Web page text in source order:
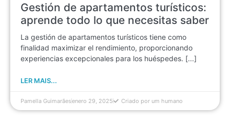
Gestión de apartamentos turísticos:
aprende todo lo que necesitas saber
La gestión de apartamentos turísticos tiene como
finalidad maximizar el rendimiento, proporcionando
experiencias excepcionales para los huéspedes. [...]
LER MAIS...
Pamella Guimarãesenero 29, 2025 Criado por um humano